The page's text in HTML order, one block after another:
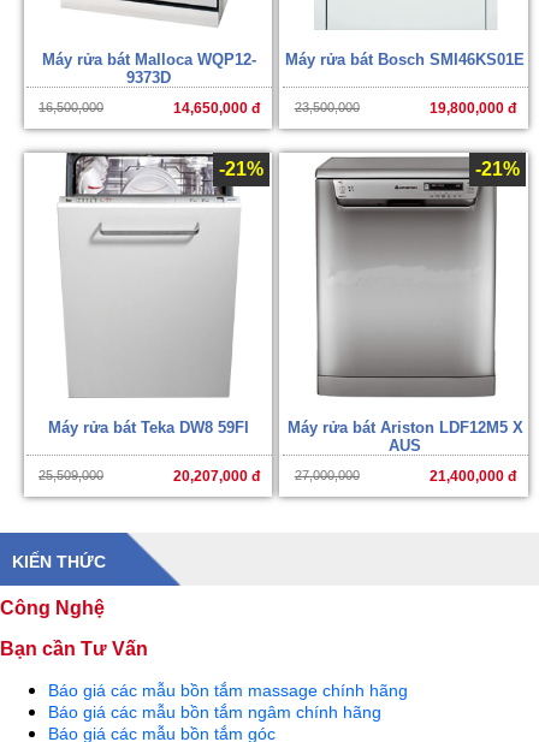
Máy rửa bát Malloca WQP12-
9373D
16,500,000 14,650,000 đ
Máy rửa bát Bosch SMI46KS01E
23,500,000 19,800,000 đ
-21%
Máy rửa bát Teka DW8 59FI
25,509,000 20,207,000 đ
-21%
Máy rửa bát Ariston LDF12M5 X
AUS
27,000,000 21,400,000 đ
KIẾN THỨC
Công Nghệ
Bạn cần Tư Vấn
Báo giá các mẫu bồn tắm massage chính hãng
Báo giá các mẫu bồn tắm ngâm chính hãng
Báo giá các mẫu bồn tắm góc